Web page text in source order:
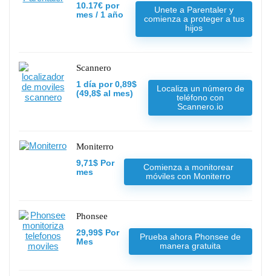
10.17€ por
mes / 1 año
Unete a Parentaler y
comienza a proteger a tus
hijos
Scannero
1 día por 0,89$
(49,8$ al mes)
Localiza un número de
teléfono con
Scannero.io
Moniterro
9,71$ Por
mes
Comienza a monitorear
móviles con Moniterro
Phonsee
29,99$ Por
Mes
Prueba ahora Phonsee de
manera gratuita